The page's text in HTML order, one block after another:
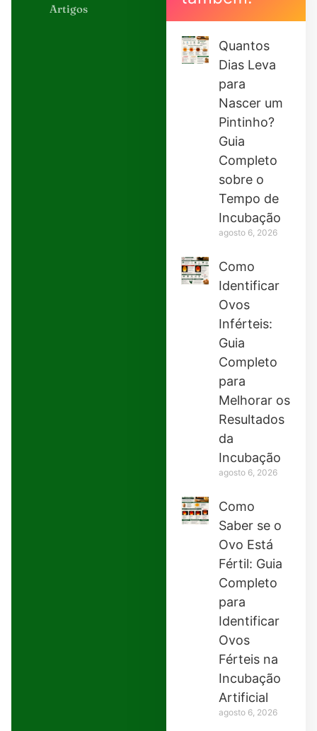
Artigos
Quantos
Dias Leva
para
Nascer um
Pintinho?
Guia
Completo
sobre o
Tempo de
Incubação
agosto 6, 2026
Como
Identificar
Ovos
Inférteis:
Guia
Completo
para
Melhorar os
Resultados
da
Incubação
agosto 6, 2026
Como
Saber se o
Ovo Está
Fértil: Guia
Completo
para
Identificar
Ovos
Férteis na
Incubação
Artificial
agosto 6, 2026